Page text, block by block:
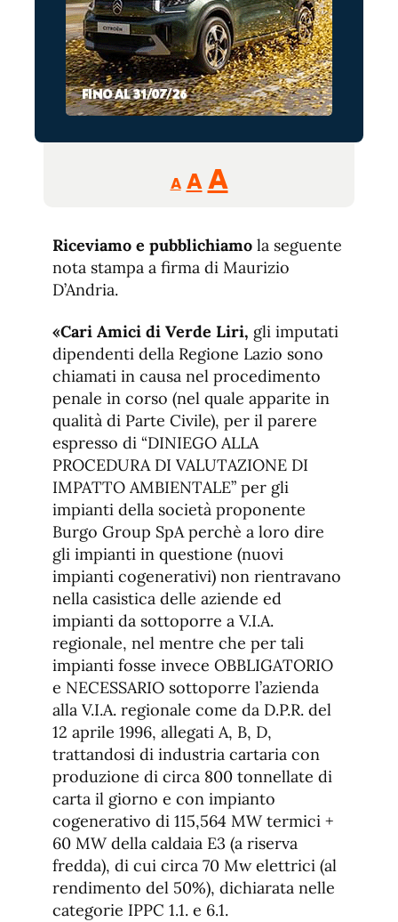
A
Reducir
tamaño
A Restablecer
de
fuente
AAumentar
de
Riceviamo e pubblichiamo la seguente
nota stampa a firma di Maurizio
D’Andria.
«Cari Amici di Verde Liri, gli imputati
dipendenti della Regione Lazio sono
chiamati in causa nel procedimento
penale in corso (nel quale apparite in
qualità di Parte Civile), per il parere
espresso di “DINIEGO ALLA
PROCEDURA DI VALUTAZIONE DI
IMPATTO AMBIENTALE” per gli
impianti della società proponente
Burgo Group SpA perchè a loro dire
gli impianti in questione (nuovi
impianti cogenerativi) non rientravano
nella casistica delle aziende ed
impianti da sottoporre a V.I.A.
regionale, nel mentre che per tali
impianti fosse invece OBBLIGATORIO
e NECESSARIO sottoporre l’azienda
alla V.I.A. regionale come da D.P.R. del
12 aprile 1996, allegati A, B, D,
trattandosi di industria cartaria con
produzione di circa 800 tonnellate di
carta il giorno e con impianto
cogenerativo di 115,564 MW termici +
60 MW della caldaia E3 (a riserva
fredda), di cui circa 70 Mw elettrici (al
rendimento del 50%), dichiarata nelle
categorie IPPC 1.1. e 6.1.